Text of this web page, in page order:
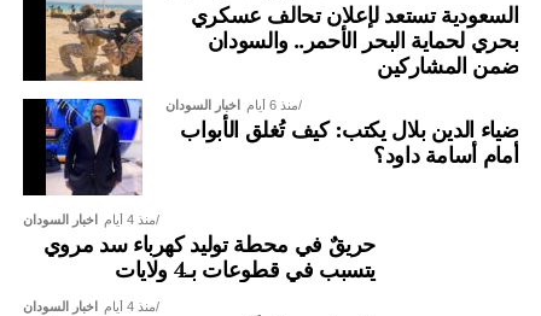
السعودية تستعد لإعلان تحالف عسكري
بحري لحماية البحر الأحمر.. والسودان
ضمن المشاركين
اخبار السودان منذ 6 أيام
ضياء الدين بلال يكتب: كيف تُغلق الأبواب
أمام أسامة داود؟
اخبار السودان منذ 4 أيام
حريقٌ في محطة توليد كهرباء سد مروي
يتسبب في قطوعات بـ4 ولايات
اخبار السودان منذ 4 أيام